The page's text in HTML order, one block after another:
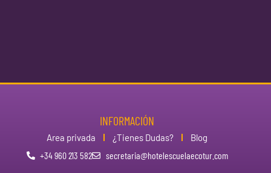
INFORMACIÓN
Area privada ¿Tienes Dudas? Blog
+34 960 213 582 secretaria@hotelescuelaecotur.com